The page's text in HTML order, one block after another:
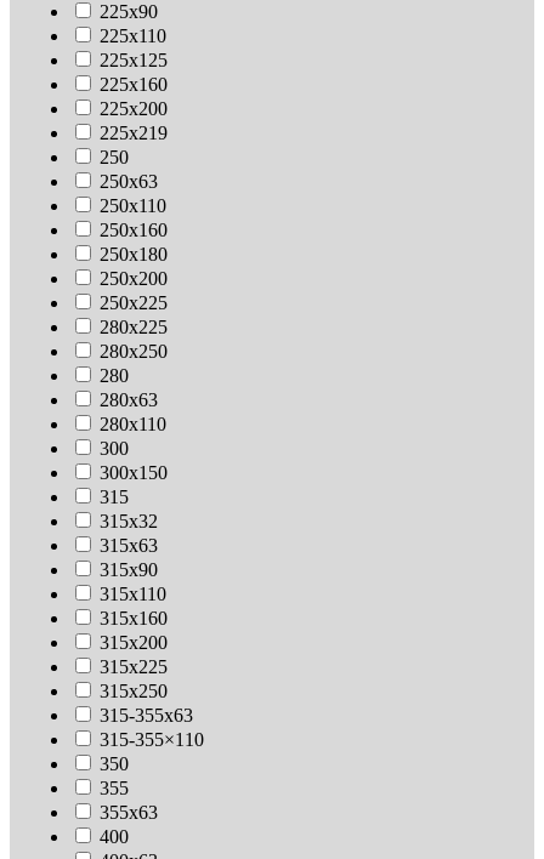
225х90
225х110
225х125
225х160
225х200
225х219
250
250х63
250х110
250х160
250х180
250х200
250х225
280х225
280х250
280
280х63
280х110
300
300х150
315
315х32
315х63
315х90
315х110
315х160
315х200
315х225
315х250
315-355х63
315-355×110
350
355
355х63
400